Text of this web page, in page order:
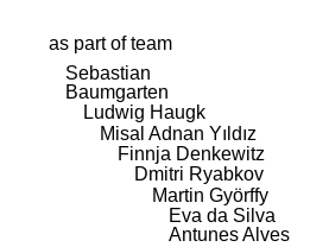
as part of team
Sebastian
Baumgarten
Ludwig Haugk
Misal Adnan Yıldız
Finnja Denkewitz
Dmitri Ryabkov
Martin Györffy
Eva da Silva
Antunes Alves